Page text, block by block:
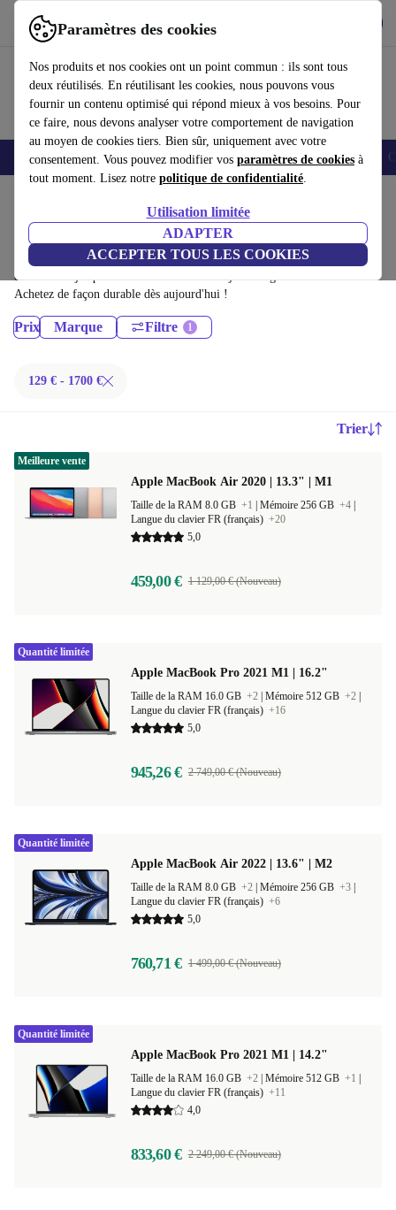
Paramètres des cookies
Nos produits et nos cookies ont un point commun : ils sont tous
deux réutilisés. En réutilisant les cookies, nous pouvons vous
fournir un contenu optimisé qui répond mieux à vos besoins. Pour
ce faire, nous devons analyser votre comportement de navigation
au moyen de cookies tiers. Bien sûr, uniquement avec votre
consentement. Vous pouvez modifier vos paramètres de cookies à
tout moment. Lisez notre politique de confidentialité.
Utilisation limitée
ADAPTER
ACCEPTER TOUS LES COOKIES
Utilisez refurbed rapidement et facilement
Smartphones Laptops Tablettes Montres connectées Accessoires
Ordinateurs portables:
Ordinateurs portables certifiés reconditionnés à moins de 1700€ –
économisez jusqu'à 40 %. Retours sous 30 jours et garantie de 12 mois.
Achetez de façon durable dès aujourd'hui !
Prix Marque Filtre
129 € - 1700 €
Trier
Apple MacBook Air 2020 | 13.3" | M1
Taille de la RAM 8.0 GB +1 Mémoire 256 GB +4
Langue du clavier FR (français) +20
5,0
459,00 € 1 129,00 € (Nouveau)
Meilleure vente
Apple MacBook Pro 2021 M1 | 16.2"
Taille de la RAM 16.0 GB +2 Mémoire 512 GB +2
Langue du clavier FR (français) +16
5,0
945,26 € 2 749,00 € (Nouveau)
Quantité limitée
Apple MacBook Air 2022 | 13.6" | M2
Taille de la RAM 8.0 GB +2 Mémoire 256 GB +3
Langue du clavier FR (français) +6
5,0
760,71 € 1 499,00 € (Nouveau)
Quantité limitée
Apple MacBook Pro 2021 M1 | 14.2"
Taille de la RAM 16.0 GB +2 Mémoire 512 GB +1
Langue du clavier FR (français) +11
4,0
833,60 € 2 249,00 € (Nouveau)
Quantité limitée